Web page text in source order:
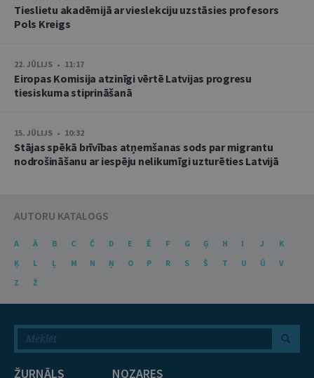
Tieslietu akadēmijā ar vieslekciju uzstāsies profesors
Pols Kreigs
22. JŪLIJS • 11:17
Eiropas Komisija atzinīgi vērtē Latvijas progresu
tiesiskuma stiprināšanā
15. JŪLIJS • 10:32
Stājas spēkā brīvības atņemšanas sods par migrantu
nodrošināšanu ar iespēju nelikumīgi uzturēties Latvijā
AUTORU KATALOGS
A Ā B C Č D E Ē F G Ģ H I J
K
Ķ
L Ļ M N Ņ O P R S Š T U Ū
V
Z
Ž
ŽURNĀLS NOZARES